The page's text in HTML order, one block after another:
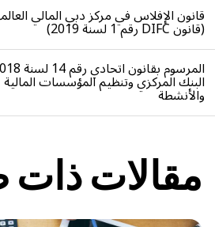
العربية المتحدة. ويتضمن أحكاماً تتعلق بإعادة
بالنسبة للشركات المساهمة والشركات ذات
قانون الإفلاس في مركز دبي المالي
(قانون DIFC رقم 1 لسنة 2019)
للحالات التي تشمل الشركات العاملة ضمن مركز
يوفر قانون الإفلاس في مركز دبي المالي العالمي
وإعادة الهيكلة، بما يتماشى مع أفضل الممارسات
البنك المركزي وتنظيم المؤسسات المالية
والأنشطة
يقدم هذا القانون الإطار التنظيمي للبنك المركزي
مقالات ذات